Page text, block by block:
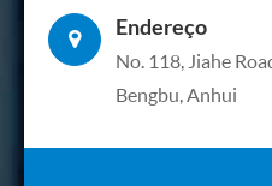
Endereço
No. 118, Jiahe
Bengbu, Anhui